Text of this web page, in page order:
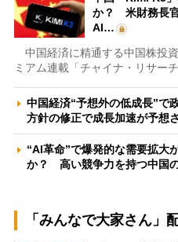
か？ 米財務長
AI…
中国経済に精通する中国株投
ミアム連載「チャイナ・リサー
中国経済“予想外の低成長”
方針の修正で成長加速が予想
“AI革命”で爆発的な需要拡大
か？ 高い競争力を持つ中国
「みんなで大家さん」